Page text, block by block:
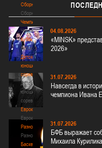
Сборные
Сборные
Чемпионат
Чемпионат
Кубок
Кубок
Детско-
юношеские
соревнования
Детско-
юношеские
соревнования
Еврокубки
Еврокубки
Разное
Разное
Баскетбол
04.08.2026
«MINSK»
2026»
31.07.2026
Навсегда в
чемпиона Ивана
31.07.2026
БФБ выражает
Михаила Курилика